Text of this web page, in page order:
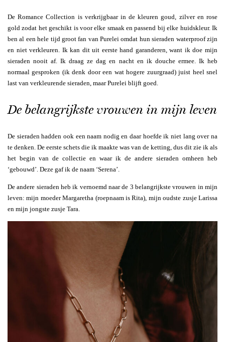
De Romance Collection is verkrijgbaar in de kleuren goud, zilver en rose
gold zodat het geschikt is voor elke smaak en passend bij elke huidskleur. Ik
ben al een hele tijd groot fan van Purelei omdat hun sieraden waterproof zijn
en niet verkleuren. Ik kan dit uit eerste hand garanderen, want ik doe mijn
sieraden nooit af. Ik draag ze dag en nacht en ik douche ermee. Ik heb
normaal gesproken (ik denk door een wat hogere zuurgraad) juist heel snel
last van verkleurende sieraden, maar Purelei blijft goed.
De belangrijkste vrouwen in mijn leven
De sieraden hadden ook een naam nodig en daar hoefde ik niet lang over na
te denken. De eerste schets die ik maakte was van de ketting, dus dit zie ik als
het begin van de collectie en waar ik de andere sieraden omheen heb
‘gebouwd’. Deze gaf ik de naam ‘Serena’.
De andere sieraden heb ik vernoemd naar de 3 belangrijkste vrouwen in mijn
leven: mijn moeder Margaretha (roepnaam is Rita), mijn oudste zusje Larissa
en mijn jongste zusje Tara.